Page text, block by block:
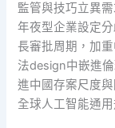
監管與技巧立異
年夜型企業設定
長審批周期，加
法design中嵌進
進中國存案尺度
全球人工智能通